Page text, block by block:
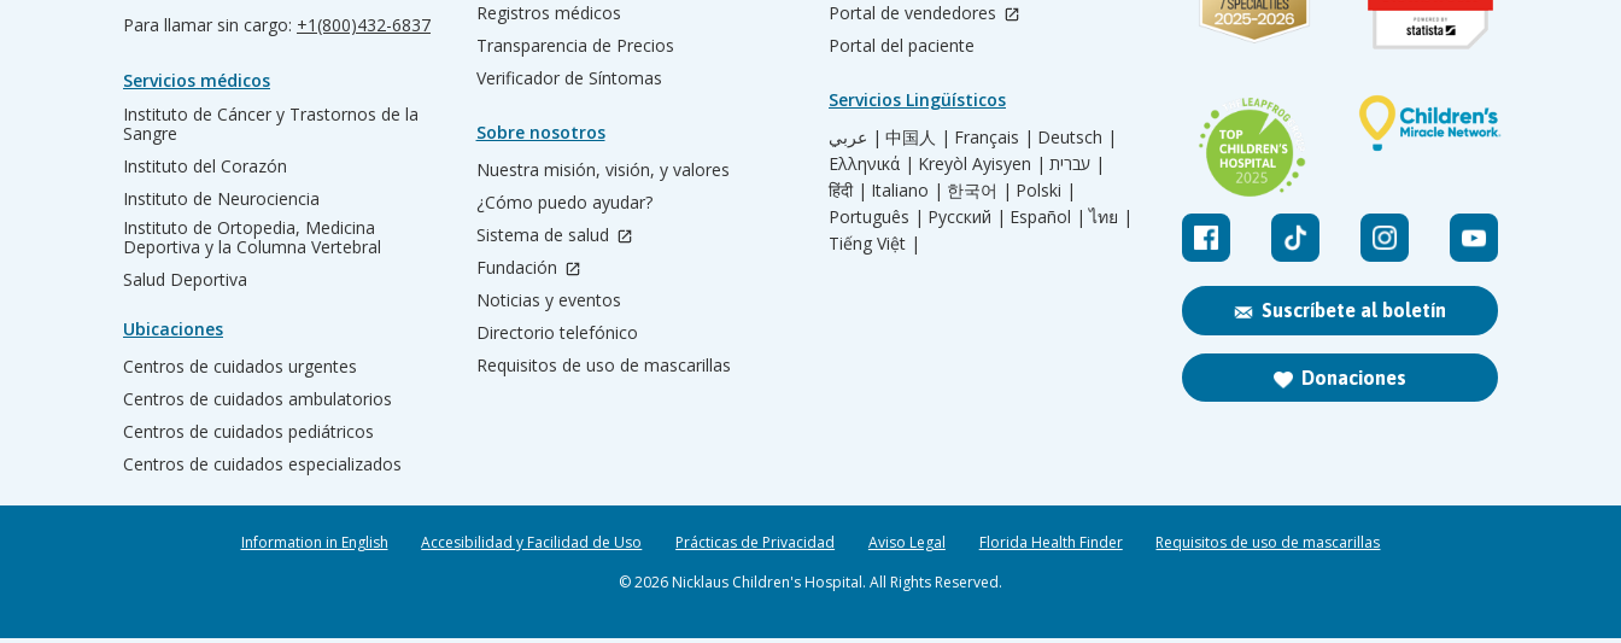
Suscríbete al boletín
Donaciones
Para llamar sin cargo: +1(800)432-6837
Servicios médicos
Instituto de Cáncer y Trastornos de la
Sangre
Instituto del Corazón
Instituto de Neurociencia
Instituto de Ortopedia, Medicina
Deportiva y la Columna Vertebral
Salud Deportiva
Ubicaciones
Centros de cuidados urgentes
Centros de cuidados ambulatorios
Centros de cuidados pediátricos
Centros de cuidados especializados
Registros médicos
Transparencia de Precios
Verificador de Síntomas
Sobre nosotros
Nuestra misión, visión, y valores
¿Cómo puedo ayudar?
Sistema de salud
Fundación
Noticias y eventos
Directorio telefónico
Requisitos de uso de mascarillas
Portal de vendedores
Portal del paciente
Servicios Lingüísticos
عربي | 中国人 | Français | Deutsch |
Ελληνικά | Kreyòl Ayisyen |
עברית |
हिंदी | Italiano | 한국어 | Polski |
Português | Русский | Español | ไทย |
Tiếng Việt |
Information in English Accesibilidad y Facilidad de Uso Prácticas de Privacidad Aviso Legal Florida Health Finder
Requisitos de uso de mascarillas
© 2026 Nicklaus Children's Hospital. All Rights Reserved.